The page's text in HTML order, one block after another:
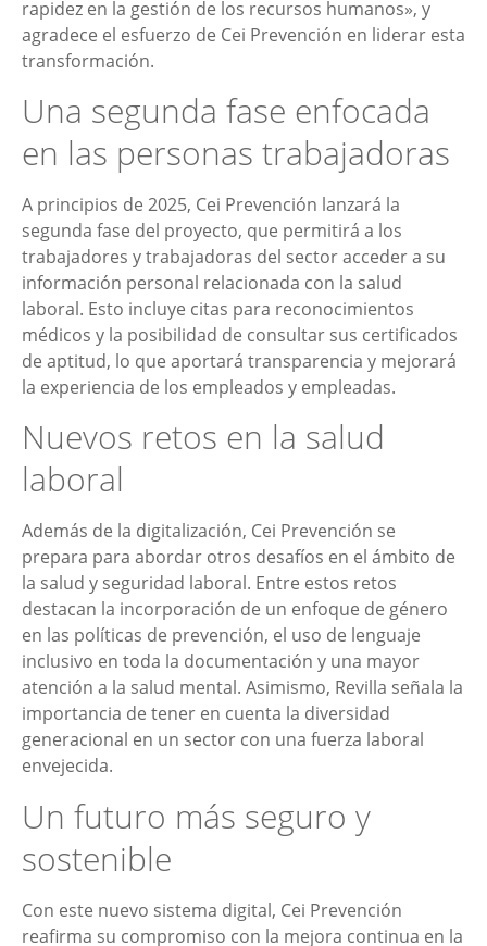
rapidez en la gestión de los recursos humanos», y
agradece el esfuerzo de Cei Prevención en liderar esta
transformación.
Una segunda fase enfocada
en las personas trabajadoras
A principios de 2025, Cei Prevención lanzará la
segunda fase del proyecto, que permitirá a los
trabajadores y trabajadoras del sector acceder a su
información personal relacionada con la salud
laboral. Esto incluye citas para reconocimientos
médicos y la posibilidad de consultar sus certificados
de aptitud, lo que aportará transparencia y mejorará
la experiencia de los empleados y empleadas.
Nuevos retos en la salud
laboral
Además de la digitalización, Cei Prevención se
prepara para abordar otros desafíos en el ámbito de
la salud y seguridad laboral. Entre estos retos
destacan la incorporación de un enfoque de género
en las políticas de prevención, el uso de lenguaje
inclusivo en toda la documentación y una mayor
atención a la salud mental. Asimismo, Revilla señala la
importancia de tener en cuenta la diversidad
generacional en un sector con una fuerza laboral
envejecida.
Un futuro más seguro y
sostenible
Con este nuevo sistema digital, Cei Prevención
reafirma su compromiso con la mejora continua en la